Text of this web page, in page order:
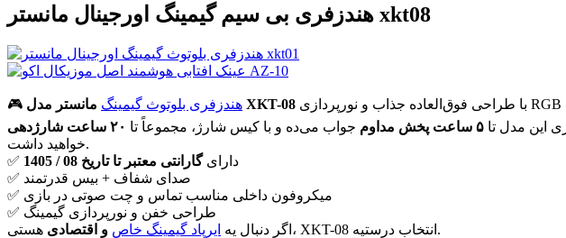
هندزفری بی سیم گیمینگ اورجینال مانستر xkt08
🎮 هندزفری بلوتوث گیمینگ مانستر مدل XKT-08
۵ ساعت پخش مداوم جواب می‌ده و با کیس شارژ، مجموعاً تا ۲۰ ساعت شارژدهی
خواهید داشت.
✅ دارایگارانتی معتبر تا تاریخ 08 / 1405
✅ صدای شفاف + بیس قدرتمند
✅ میکروفون داخلی مناسب تماس و چت صوتی در بازی
✅ طراحی خفن و نورپردازی گیمینگ
اگر دنبال یه ایرپاد گیمینگ خاص و اقتصادی هستی، XKT-08 انتخاب درستیه.